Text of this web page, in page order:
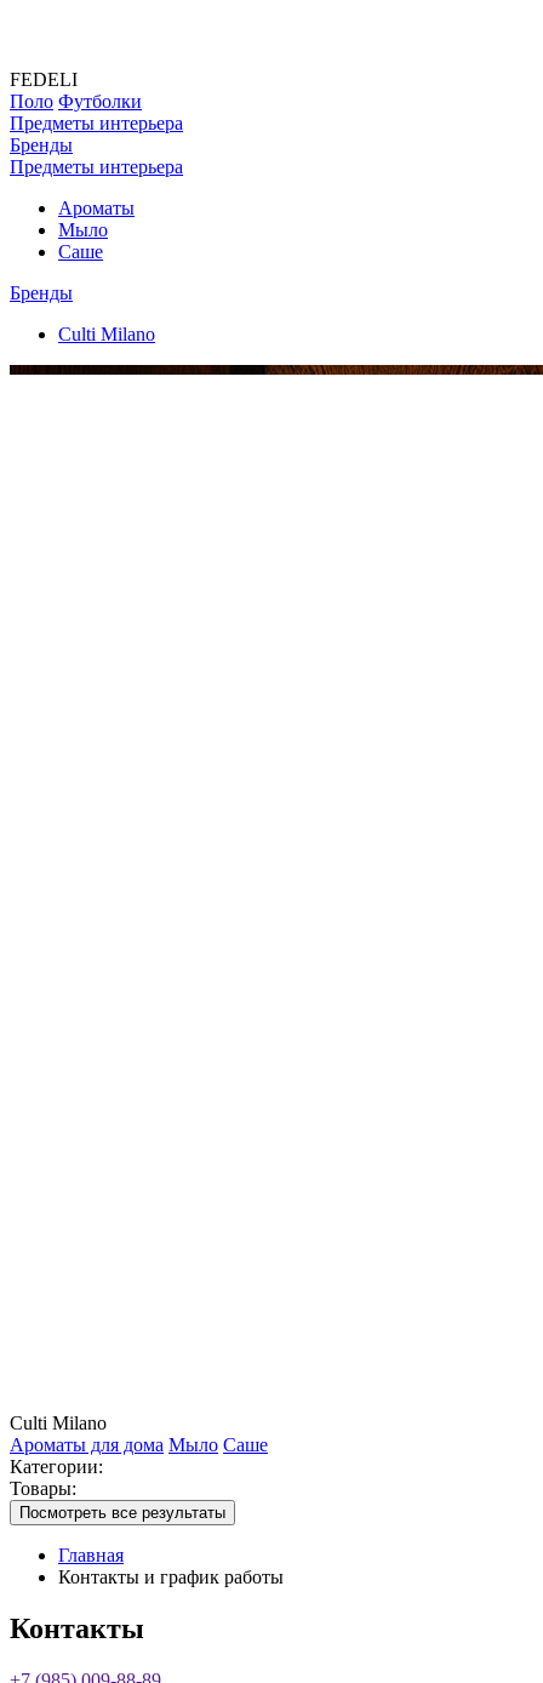
FEDELI
Поло Футболки
Предметы интерьера
Бренды
Предметы интерьера
Ароматы
Мыло
Саше
Бренды
Culti Milano
Culti Milano
Ароматы для дома Мыло Саше
Категории:
Товары:
Посмотреть все результаты
Главная
Контакты и график работы
Контакты